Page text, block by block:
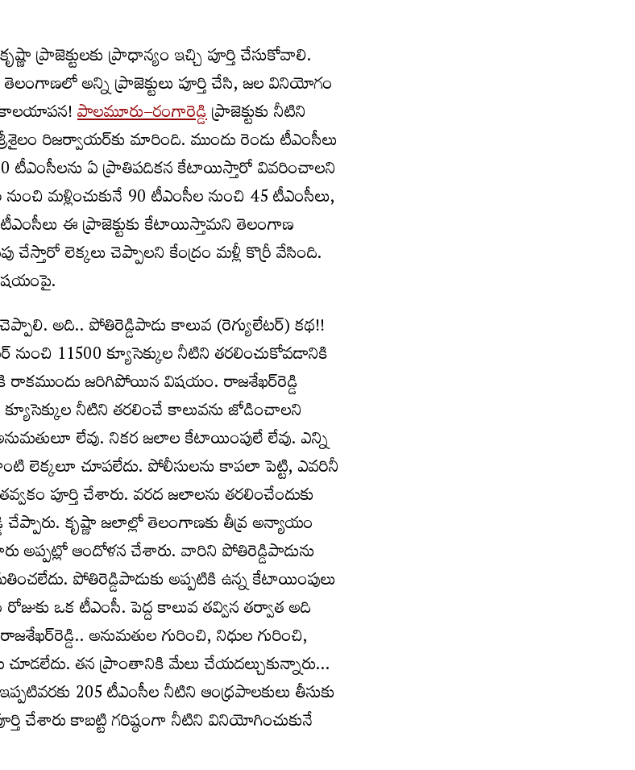
ప్రాజెక్టులకు ప్రాధాన్యం ఇచ్చి పూర్తి చేసుకోవాలి.
అన్ని ప్రాజెక్టులు పూర్తి చేసి, జల వినియోగం
కాలయాపన!పాలమూరు–రంగారెడ్డిప్రాజెక్టుకు నీటిని
రిజర్వాయర్‌కు మారింది. ముందు రెండు టీఎంసీలు
టీఎంసీలను ఏ ప్రాతిపదికన కేటాయిస్తారో వివరించాలని
మళ్లించుకునే 90 టీఎంసీల నుంచి 45 టీఎంసీలు,
ఈ ప్రాజెక్టుకు కేటాయిస్తామని తెలంగాణ
లెక్కలు చెప్పాలని కేంద్రం మళ్లీ కొర్రీ వేసింది.
అది.. పోతిరెడ్డిపాడు కాలువ (రెగ్యులేటర్‌) కథ!!
నుంచి 11500 క్యూసెక్కుల నీటిని తరలించుకోవడానికి
రాకముందు జరిగిపోయిన విషయం. రాజశేఖర్‌రెడ్డి
నీటిని తరలించే కాలువను జోడించాలని
లేవు. నికర జలాల కేటాయింపులే లేవు. ఎన్ని
లెక్కలూ చూపలేదు. పోలీసులను కాపలా పెట్టి, ఎవరినీ
పూర్తి చేశారు. వరద జలాలను తరలించేందుకు
చేప్పారు. కృష్ణా జలాల్లో తెలంగాణకు తీవ్ర అన్యాయం
అప్పట్లో ఆందోళన చేశారు. వారిని పోతిరెడ్డిపాడును
పోతిరెడ్డిపాడుకు అప్పటికి ఉన్న కేటాయింపులు
ఒక టీఎంసీ. పెద్ద కాలువ తవ్విన తర్వాత అది
అనుమతుల గురించి, నిధుల గురించి,
చూడలేదు. తన ప్రాంతానికి మేలు చేయదల్చుకున్నారు…
205 టీఎంసీల నీటిని ఆంధ్రపాలకులు తీసుకు
చేశారు కాబట్టి గరిష్ఠంగా నీటిని వినియోగించుకునే